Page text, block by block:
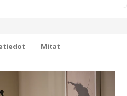
Mitat